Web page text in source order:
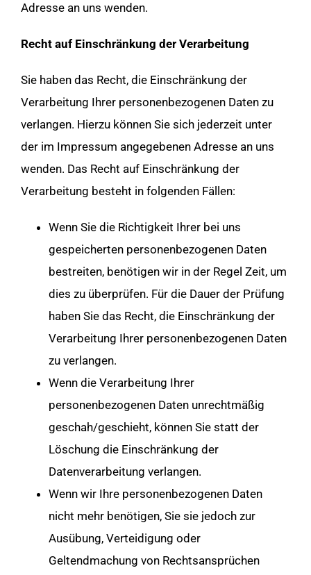
Adresse an uns wenden.
Recht auf Einschränkung der Verarbeitung
Sie haben das Recht, die Einschränkung der
Verarbeitung Ihrer personenbezogenen Daten zu
verlangen. Hierzu können Sie sich jederzeit unter
der im Impressum angegebenen Adresse an uns
wenden. Das Recht auf Einschränkung der
Verarbeitung besteht in folgenden Fällen:
Wenn Sie die Richtigkeit Ihrer bei uns
gespeicherten personenbezogenen Daten
bestreiten, benötigen wir in der Regel Zeit, um
dies zu überprüfen. Für die Dauer der Prüfung
haben Sie das Recht, die Einschränkung der
Verarbeitung Ihrer personenbezogenen Daten
zu verlangen.
Wenn die Verarbeitung Ihrer
personenbezogenen Daten unrechtmäßig
geschah/geschieht, können Sie statt der
Löschung die Einschränkung der
Datenverarbeitung verlangen.
Wenn wir Ihre personenbezogenen Daten
nicht mehr benötigen, Sie sie jedoch zur
Ausübung, Verteidigung oder
Geltendmachung von Rechtsansprüchen